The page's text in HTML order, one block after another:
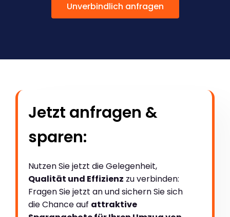
Unverbindlich anfragen
Jetzt anfragen &
sparen:
Nutzen Sie jetzt die Gelegenheit,
Qualität und Effizienz zu verbinden:
Fragen Sie jetzt an und sichern Sie sich
die Chance auf attraktive